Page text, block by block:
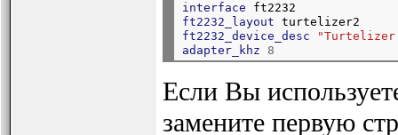
interface ft2232
ft2232_layout turtelizer2
ft2232_device_desc
"Turtelizer
adapter_khz
8
Если Вы
замените первую